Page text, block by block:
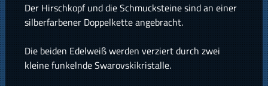
Der Hirschkopf und die Schmucksteine sind an einer
silberfarbener Doppelkette angebracht.
Die beiden Edelweiß werden verziert durch zwei
kleine funkelnde Swarovskikristalle.